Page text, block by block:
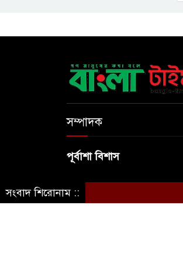
সম্পাদক
পূর্বাশা বিশাস
সংবাদ শিরোনাম ::